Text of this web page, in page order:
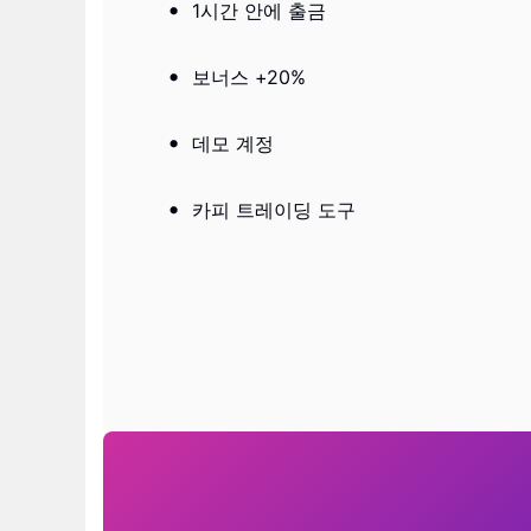
1시간 안에 출금
보너스 +20%
데모 계정
카피 트레이딩 도구